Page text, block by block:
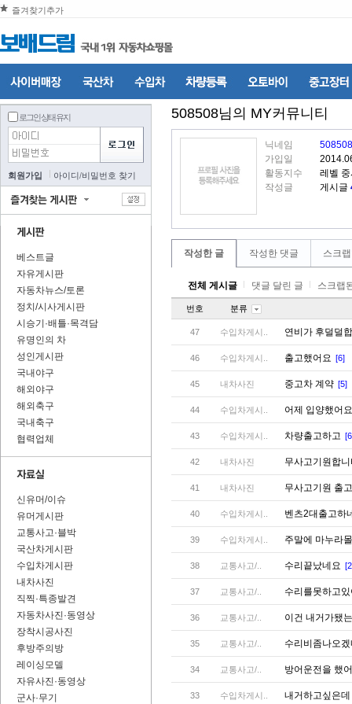
즐겨찾기추가
로그인 상태 유지
회원가입 아이디/비밀번호 찾기
베스트글
자유게시판
자동차뉴스/토론
정치/시사게시판
시승기·배틀·목격담
유명인의 차
성인게시판
국내야구
해외야구
해외축구
국내축구
협력업체
신유머/이슈
유머게시판
교통사고·블박
국산차게시판
수입차게시판
내차사진
직찍·특종발견
자동차사진·동영상
장착시공사진
후방주의방
레이싱모델
자유사진·동영상
군사·무기
508508님의 MY커뮤니티
닉네임
508508
가입일
활동지수
레벨
작성글
게시글
작성한 글 작성한 댓글 스크
전체 게시글 댓글 달린 글 스크랩
번호 분류
47 수입차게시.. 연비가 후덜덜
46 수입차게시.. 출고했어요 [6]
45 내차사진 중고차 계약 [5]
44 수입차게시.. 어제 입양했어
43 수입차게시.. 차량출고하고
42 내차사진 무사고기원합
41 내차사진 무사고기원 출
40 수입차게시.. 벤츠2대출고하
39 수입차게시.. 주말에 마누라
38 교통사고/.. 수리끝났네요
37 교통사고/.. 수리를못하고
36 교통사고/.. 이건 내거가됐
35 교통사고/.. 수리비좀나오
34 교통사고/.. 방어운전을 했
33 수입차게시.. 내거하고싶은데